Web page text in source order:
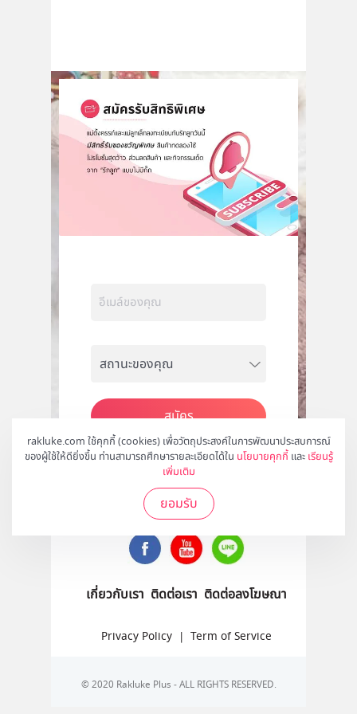
rakluke.com ใช้คุกกี้ (cookies) เพื่อวัตถุประสงค์ในการพัฒนาประสบการณ์
ของผู้ใช้ให้ดียิ่งขึ้น ท่านสามารถศึกษารายละเอียดได้ใน นโยบายคุกกี้ และ เรียนรู้
เพิ่มเติม
ยอมรับ
สมัคร
ติดตามเราได้ที่
เกี่ยวกับเรา ติดต่อเรา ติดต่อลงโฆษณา
Privacy Policy | Term of Service
© 2020 Rakluke Plus - ALL RIGHTS RESERVED.